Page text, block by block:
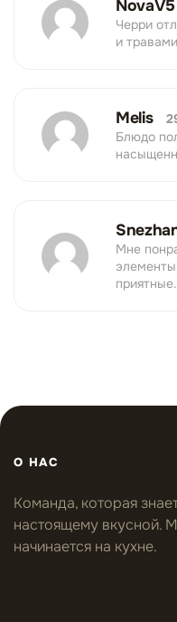
NovaV5
Черри
и
Melis
Блюдо
Мне
приятные.
О НАС
Команда, которая
настоящему вкусной.
начинается на кухне.